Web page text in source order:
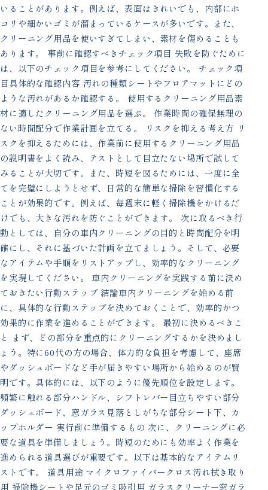
いることがあります。例えば、表面はきれいでも、内部にホ
コリや細かいゴミが溜まっているケースが多いです。また、
クリーニング用品を使いすぎてしまい、素材を傷めることも
あります。 事前に確認すべきチェック項目 失敗を防ぐために
は、以下のチェック項目を参考にしてください。 チェック項
目具体的な確認内容 汚れの種類シートやフロアマットにどの
ような汚れがあるか確認する。 使用するクリーニング用品素
材に適したクリーニング用品を選ぶ。 作業時間の確保無理の
ない時間配分で作業計画を立てる。 リスクを抑える考え方 リ
スクを抑えるためには、作業前に使用するクリーニング用品
の説明書をよく読み、テストとして目立たない場所で試して
みることが大切です。また、時短を図るためには、一度に全
てを完璧にしようとせず、日常的な簡単な掃除を習慣化する
ことが効果的です。例えば、毎週末に軽く掃除機をかけるだ
けでも、大きな汚れを防ぐことができます。 次に取るべき行
動としては、自分の車内クリーニングの目的と時間配分を明
確にし、それに基づいた計画を立てましょう。そして、必要
なアイテムや手順をリストアップし、効率的なクリーニング
を実現してください。 車内クリーニングを実践する前に決め
ておきたい行動ステップ 結論車内クリーニングを始める前
に、具体的な行動ステップを決めておくことで、効率的かつ
効果的に作業を進めることができます。 最初に決めるべきこ
と まず、どの部分を重点的にクリーニングするかを決めまし
ょう。特に60代の方の場合、体力的な負担を考慮して、座席
やダッシュボードなど手が届きやすい場所から始めるのが賢
明です。具体的には、以下のように優先順位を設定します。
頻繁に触れる部分ハンドル、シフトレバー目立ちやすい部分
ダッシュボード、窓ガラス見落としがちな部分シート下、カ
ップホルダー 実行前に準備するもの 次に、クリーニングに必
要な道具を準備しましょう。時短のためにも効率よく作業を
進められる道具選びが重要です。以下は基本的なアイテムリ
ストです。 道具用途 マイクロファイバークロス汚れ拭き取り
用 掃除機シートや足元のゴミ吸引用 ガラスクリーナー窓ガラ